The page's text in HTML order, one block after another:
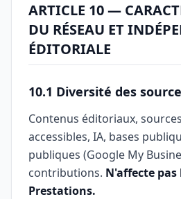
ARTICLE 10 —
DU RÉSEAU ET
ÉDITORIALE
10.1 Diversité des
Contenus éditoriaux,
accessibles, IA, bases
publiques (Google My
contributions. N'affecte
Prestations.